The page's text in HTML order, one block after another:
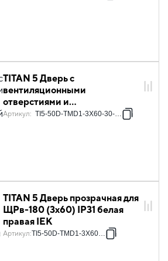
TITAN 5 Дверь с
вентиляционными
отверстиями и
радиопрозрачной вставкой
Артикул: TI5-50D-TMD1-3X60-30-7035
TITAN 5 Дверь прозрачная для
ЩРв-180 (3х60) IP31 белая
правая IEK
Артикул:TI5-50D-TMD1-3X60-31